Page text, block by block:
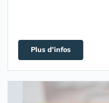
Plus d'infos